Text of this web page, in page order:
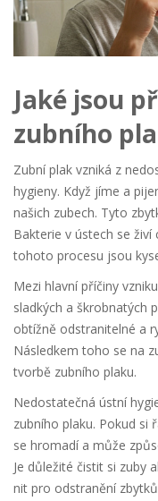
Jaké jsou
zubního
Zubní plak vzniká z
hygieny. Když jíme a
našich zubech. Tyto
Bakterie v ústech se
tohoto procesu jsou
Mezi hlavní příčiny
sladkých a škrobnatých
obtížně odstranitelné a
Následkem toho se na
tvorbě zubního plaku.
Nedostatečná ústní
zubního plaku. Pokud si
se hromadí a může
Je důležité čistit si zuby
nit pro odstranění